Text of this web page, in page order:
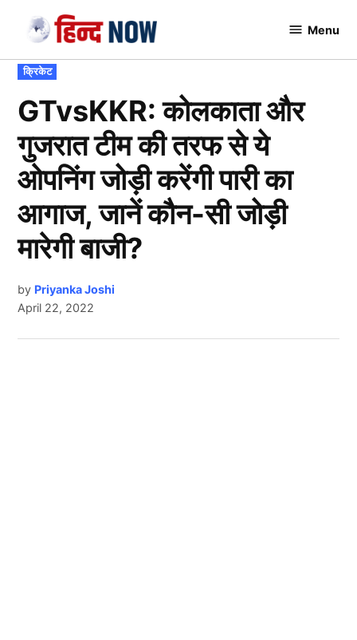
content
Menu
POSTED
IN
क्रिकेट
GTvsKKR: कोलकाता और
गुजरात टीम की तरफ से ये
ओपनिंग जोड़ी करेंगी पारी का
आगाज, जानें कौन-सी जोड़ी
मारेगी बाजी?
by Priyanka Joshi
April 22, 2022